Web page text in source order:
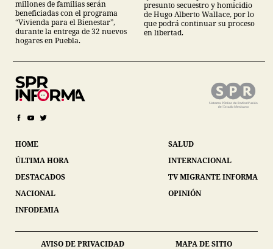
millones de familias serán
beneficiadas con el programa
“Vivienda para el Bienestar”,
durante la entrega de 32 nuevos
hogares en Puebla.
presunto secuestro y homicidio
de Hugo Alberto Wallace, por lo
que podrá continuar su proceso
en libertad.
HOME
ÚLTIMA HORA
DESTACADOS
NACIONAL
INFODEMIA
SALUD
INTERNACIONAL
TV MIGRANTE INFORMA
OPINIÓN
AVISO DE PRIVACIDAD MAPA DE SITIO